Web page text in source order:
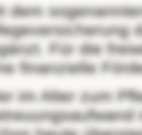
Für die
finanzielle